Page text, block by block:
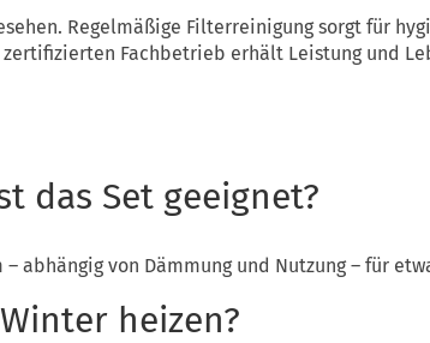
Regelmäßige Filterreinigung sorgt für
Fachbetrieb erhält Leistung und
das Set geeignet?
abhängig von Dämmung und Nutzung – für
heizen?